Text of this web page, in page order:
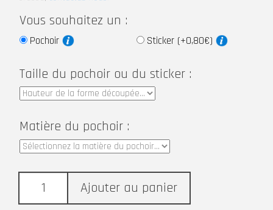
Vous souhaitez un :
Pochoir Sticker (+0,80€)
Taille du pochoir ou du sticker :
Matière du pochoir :
Ajouter au panier